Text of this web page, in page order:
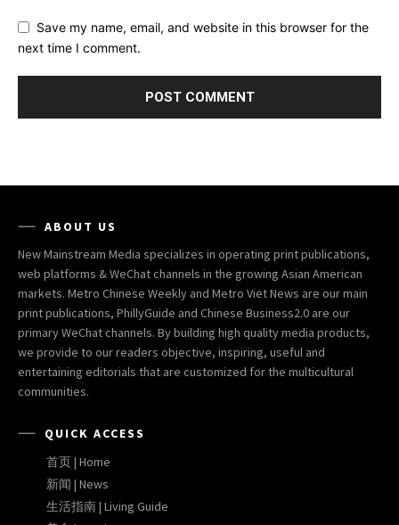
Save my name, email, and website in this browser for the
next time I comment.
ABOUT US
New Mainstream Media specializes in operating print publications,
web platforms & WeChat channels in the growing Asian American
markets. Metro Chinese Weekly and Metro Viet News are our main
print publications, PhillyGuide and Chinese Business2.0 are our
primary WeChat channels. By building high quality media products,
we provide to our readers objective, inspiring, useful and
entertaining editorials that are customized for the multicultural
communities.
QUICK ACCESS
首页 | Home
新闻 | News
生活指南 | Living Guide